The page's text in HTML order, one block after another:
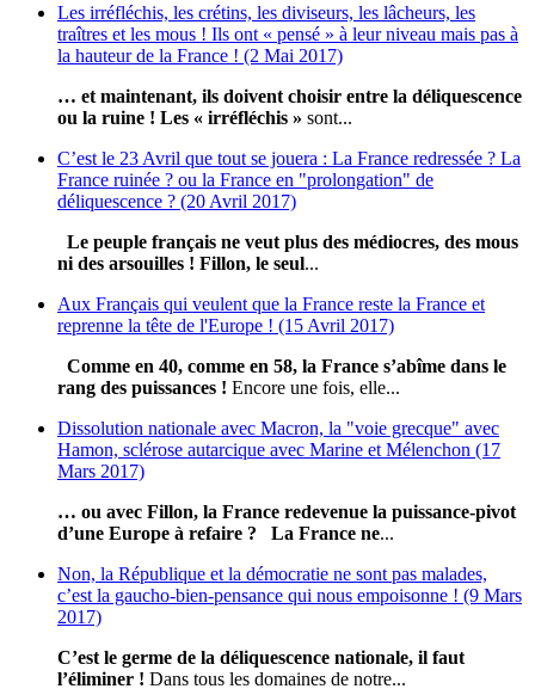
Les irréfléchis, les crétins, les diviseurs, les lâcheurs, les
traîtres et les mous ! Ils ont « pensé » à leur niveau mais pas à
la hauteur de la France ! (2 Mai 2017)
… et maintenant, ils doivent choisir entre la déliquescence
ou la ruine ! Les « irréfléchis » sont...
C’est le 23 Avril que tout se jouera : La France redressée ? La
France ruinée ? ou la France en "prolongation" de
déliquescence ? (20 Avril 2017)
Le peuple français ne veut plus des médiocres, des mous
ni des arsouilles ! Fillon, le seul...
Aux Français qui veulent que la France reste la France et
reprenne la tête de l'Europe ! (15 Avril 2017)
Comme en 40, comme en 58, la France s’abîme dans le
rang des puissances ! Encore une fois, elle...
Dissolution nationale avec Macron, la "voie grecque" avec
Hamon, sclérose autarcique avec Marine et Mélenchon (17
Mars 2017)
… ou avec Fillon, la France redevenue la puissance-pivot
d’une Europe à refaire ?
La France ne...
Non, la République et la démocratie ne sont pas malades,
c’est la gaucho-bien-pensance qui nous empoisonne ! (9 Mars
2017)
C’est le germe de la déliquescence nationale, il faut
l’éliminer ! Dans tous les domaines de notre...